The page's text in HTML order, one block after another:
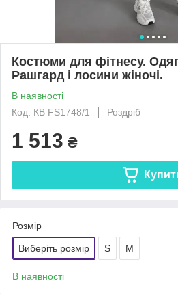
Костюми для фітнесу.
Рашгард і лосини жіночі.
В наявності
Код: КВ FS1748/1
Роздріб
1 513 ₴
Розмір
Виберіть розмір S M
В наявності